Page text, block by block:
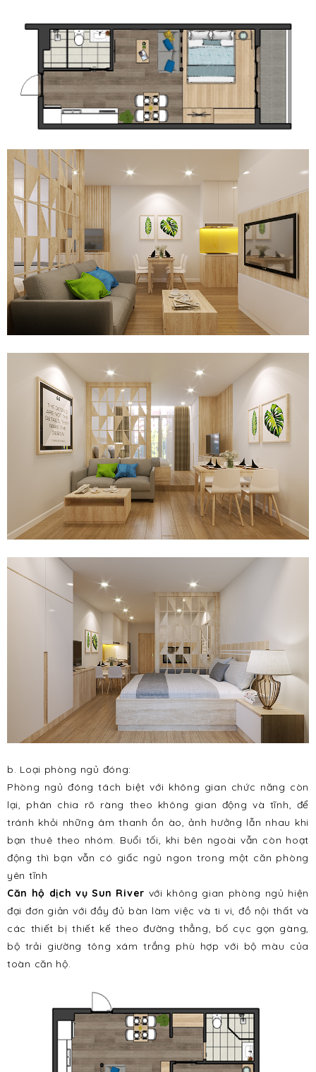
b. Loại phòng ngủ đóng:
Phòng ngủ đóng tách biệt với không gian chức năng còn
lại, phân chia rõ ràng theo không gian động và tĩnh, để
tránh khỏi những âm thanh ồn ào, ảnh hưởng lẫn nhau khi
bạn thuê theo nhóm. Buổi tối, khi bên ngoài vẫn còn hoạt
động thì bạn vẫn có giấc ngủ ngon trong một căn phòng
yên tĩnh
Căn hộ dịch vụ Sun River với không gian phòng ngủ hiện
đại đơn giản với đầy đủ bàn làm việc và ti vi, đồ nội thất và
các thiết bị thiết kế theo đường thẳng, bố cục gọn gàng,
bộ trải giường tông xám trắng phù hợp với bộ màu của
toàn căn hộ.